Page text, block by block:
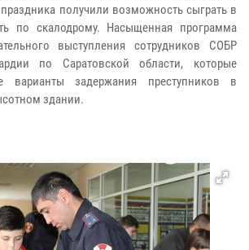
получили возможность сыграть в
по скалодрому. Насыщенная программа
выступления сотрудников СОБР
по Саратовской области, которые
варианты задержания преступников в
здании.